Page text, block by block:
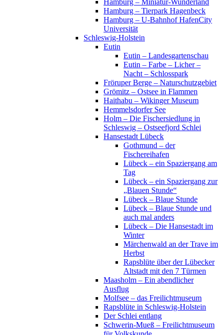
Hamburg – Miniatur-Wunderland
Hamburg – Tierpark Hagenbeck
Hamburg – U-Bahnhof HafenCity
Universität
Schleswig-Holstein
Eutin
Eutin – Landesgartenschau
Eutin – Farbe – Licher –
Nacht – Schlosspark
Fröruper Berge – Naturschutzgebiet
Grömitz – Ostsee in Flammen
Haithabu – Wikinger Museum
Hemmelsdorfer See
Holm – Die Fischersiedlung in
Schleswig – Ostseefjord Schlei
Hansestadt Lübeck
Gothmund – der
Fischereihafen
Lübeck – ein Spaziergang am
Tag
Lübeck – ein Spaziergang zur
„Blauen Stunde“
Lübeck – Blaue Stunde
Lübeck – Blaue Stunde und
auch mal anders
Lübeck – Die Hansestadt im
Winter
Märchenwald an der Trave im
Herbst
Rapsblüte über der Lübecker
Altstadt mit den 7 Türmen
Maasholm – Ein abendlicher
Ausflug
Molfsee – das Freilichtmuseum
Rapsblüte in Schleswig-Holstein
Der Schlei entlang
Schwerin-Mueß – Freilichtmuseum